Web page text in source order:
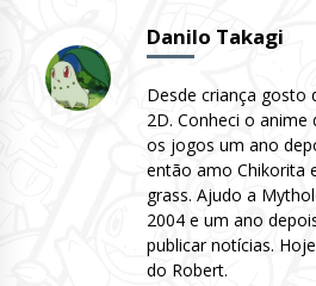
Danilo Takagi
Desde criança gosto
2D. Conheci o
os jogos um ano
então amo Chikorita
grass. Ajudo a
2004 e um ano
publicar notícias.
do Robert.